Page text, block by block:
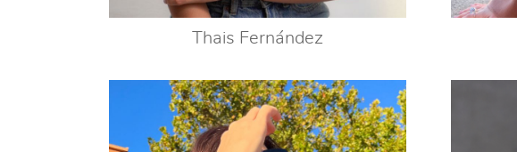
Thais Fernández